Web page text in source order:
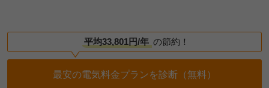
平均33,801円/年 の節約！
最安の電気料金プランを診断（無料）